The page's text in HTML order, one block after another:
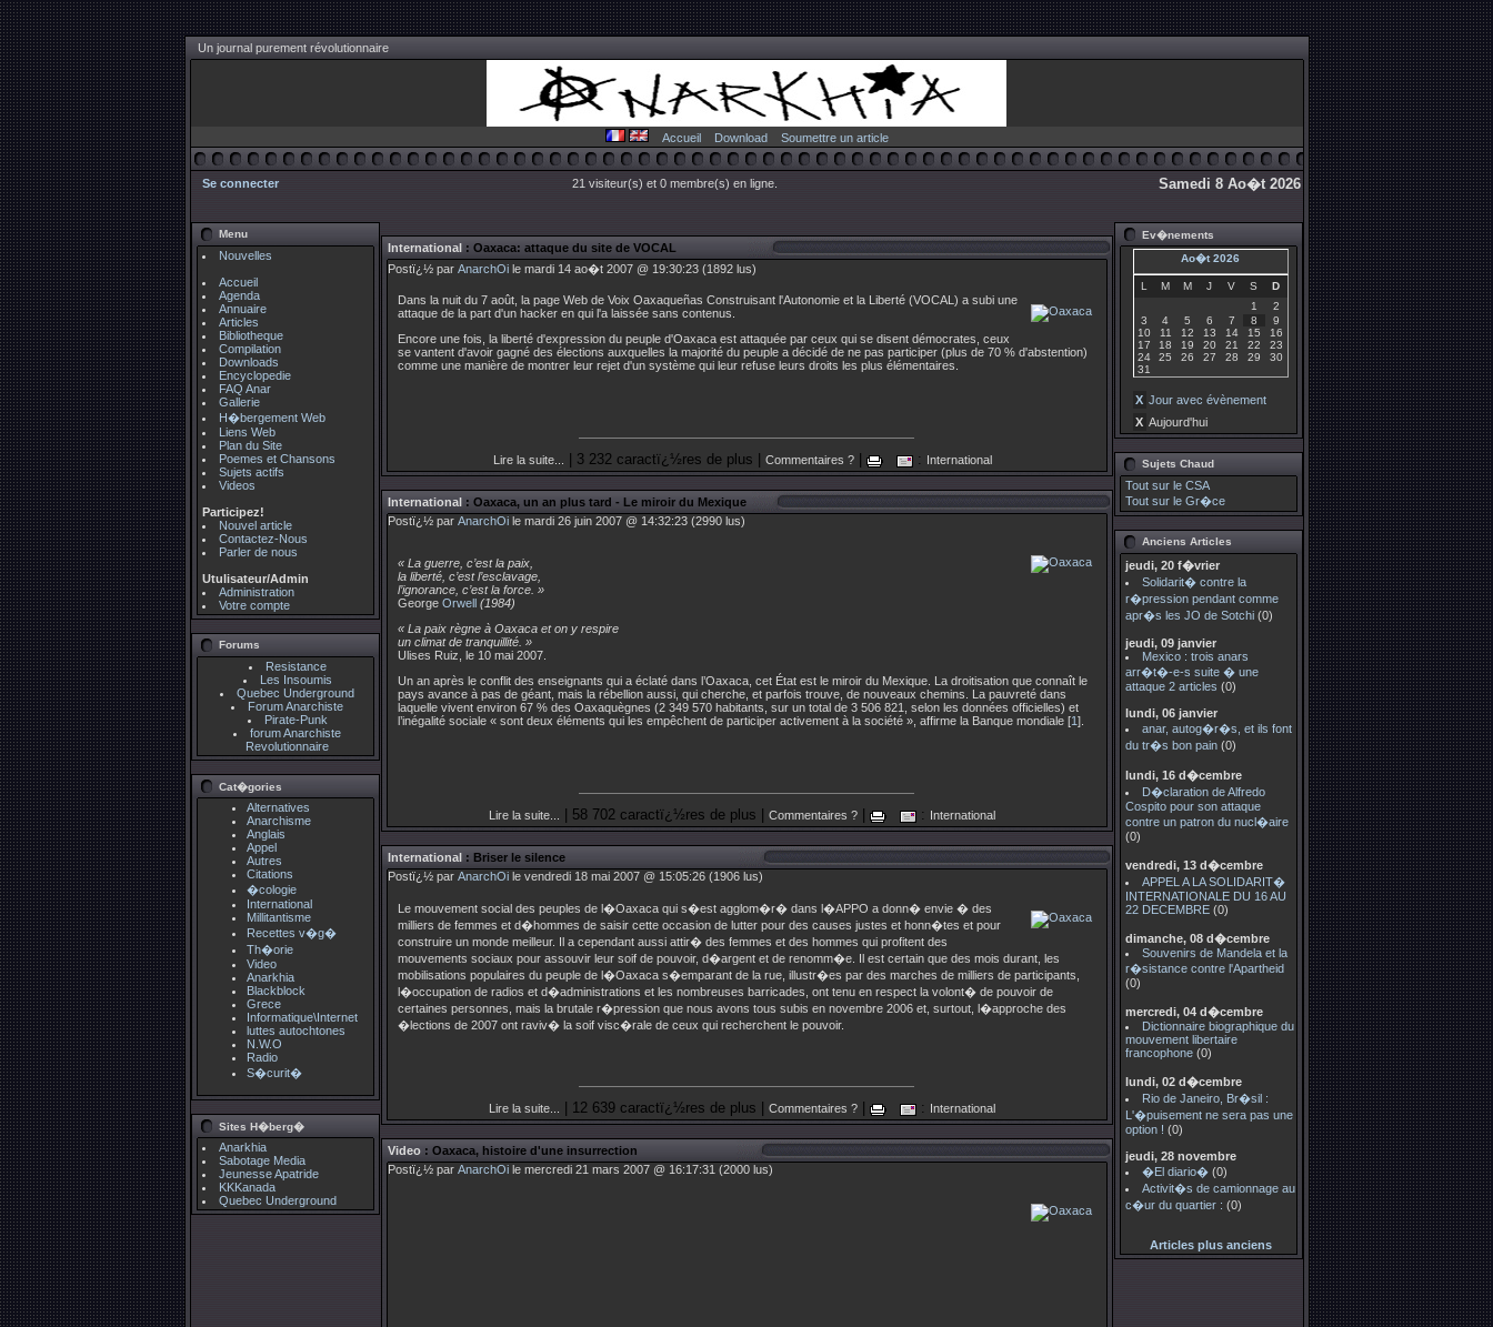
Un journal purement révolutionnaire
Accueil Download Soumettre un article
Se connecter 21 visiteur(s) et 0 membre(s) en ligne. Samedi 8 Ao�t 2026
Menu
Nouvelles
Accueil
Agenda
Annuaire
Articles
Bibliotheque
Compilation
Downloads
Encyclopedie
FAQ Anar
Gallerie
H�bergement Web
Liens Web
Plan du Site
Poemes et Chansons
Sujets actifs
Videos
Participez!
Nouvel article
Contactez-Nous
Parler de nous
Utulisateur/Admin
Administration
Votre compte
Forums
Resistance
Les Insoumis
Quebec Underground
Forum Anarchiste
Pirate-Punk
forum Anarchiste
Revolutionnaire
Cat�gories
Alternatives
Anarchisme
Anglais
Appel
Autres
Citations
�cologie
International
Millitantisme
Recettes v�g�
Th�orie
Video
Anarkhia
Blackblock
Grece
Informatique\Internet
luttes autochtones
N.W.O
Radio
S�curit�
Sites H�berg�
Anarkhia
Sabotage Media
Jeunesse Apatride
KKKanada
Quebec Underground
International: Oaxaca: attaque du site de VOCAL
Postï¿½ par AnarchOile mardi 14 ao�t 2007 @ 19:30:23 (1892 lus)
Dans la nuit du 7 août, la page Web de Voix Oaxaqueñas Construisant l'Autonomie et la Liberté (VOCAL) a subi une
attaque de la part d'un hacker en qui l'a laissée sans contenus.
Encore une fois, la liberté d'expression du peuple d'Oaxaca est attaquée par ceux qui se disent démocrates, ceux
se vantent d'avoir gagné des élections auxquelles la majorité du peuple a décidé de ne pas participer (plus de 70 % d'abstention)
comme une manière de montrer leur rejet d'un système qui leur refuse leurs droits les plus élémentaires.
Lire la suite... | 3 232 caractï¿½res de plus | Commentaires ?| : International
International: Oaxaca, un an plus tard - Le miroir du Mexique
Postï¿½ par AnarchOile mardi 26 juin 2007 @ 14:32:23 (2990 lus)
« La guerre, c’est la paix,
la liberté, c’est l’esclavage,
l’ignorance, c’est la force. »
George Orwell (1984)
« La paix règne à Oaxaca et on y respire
un climat de tranquillité. »
Ulises Ruiz, le 10 mai 2007.
Un an après le conflit des enseignants qui a éclaté dans l’Oaxaca, cet État est le miroir du Mexique. La droitisation que connaît le
pays avance à pas de géant, mais la rébellion aussi, qui cherche, et parfois trouve, de nouveaux chemins. La pauvreté dans
laquelle vivent environ 67 % des Oaxaquègnes (2 349 570 habitants, sur un total de 3 506 821, selon les données officielles) et
l’inégalité sociale « sont deux éléments qui les empêchent de participer activement à la société », affirme la Banque mondiale [1].
Lire la suite... | 58 702 caractï¿½res de plus | Commentaires ? : International
International: Briser le silence
Postï¿½ par AnarchOile vendredi 18 mai 2007 @ 15:05:26 (1906 lus)
Le mouvement social des peuples de l�Oaxaca qui s�est agglom�r� dans l�APPO a donn� envie � des
milliers de femmes et d�hommes de saisir cette occasion de lutter pour des causes justes et honn�tes et pour
construire un monde meilleur. Il a cependant aussi attir� des femmes et des hommes qui profitent des
mouvements sociaux pour assouvir leur soif de pouvoir, d�argent et de renomm�e. Il est certain que des mois durant, les
mobilisations populaires du peuple de l�Oaxaca s�emparant de la rue, illustr�es par des marches de milliers de participants,
l�occupation de radios et d�administrations et les nombreuses barricades, ont tenu en respect la volont� de pouvoir de
certaines personnes, mais la brutale r�pression que nous avons tous subis en novembre 2006 et, surtout, l�approche des
�lections de 2007 ont raviv� la soif visc�rale de ceux qui recherchent le pouvoir.
Lire la suite... | 12 639 caractï¿½res de plus | Commentaires ? : International
Video: Oaxaca, histoire d'une insurrection
Postï¿½ par AnarchOile mercredi 21 mars 2007 @ 16:17:31 (2000 lus)
Ev�nements
Ao�t 2026
L M M J V S
D
1
2
3
4 5 6 7 8
9
10
11 12 13 14 15
16
17
18 19 20 21 22
23
24
25 26 27 28 29
30
31
X Jour avec évènement
X Aujourd'hui
Sujets Chaud
Tout sur le CSA
Tout sur le Gr�ce
Anciens Articles
jeudi, 20 f�vrier
Solidarit� contre la
r�pression pendant comme
apr�s les JO de Sotchi(0)
jeudi, 09 janvier
Mexico : trois anars
arr�t�-e-s suite � une
attaque 2 articles (0)
lundi, 06 janvier
anar, autog�r�s, et ils font
du tr�s bon pain(0)
lundi, 16 d�cembre
D�claration de Alfredo
Cospito pour son attaque
contre un patron du nucl�aire
(0)
vendredi, 13 d�cembre
APPEL A LA SOLIDARIT�
INTERNATIONALE DU 16 AU
22 DECEMBRE(0)
dimanche, 08 d�cembre
Souvenirs de Mandela et la
r�sistance contre l'Apartheid
(0)
mercredi, 04 d�cembre
Dictionnaire biographique du
mouvement libertaire
francophone(0)
lundi, 02 d�cembre
Rio de Janeiro, Br�sil :
L'�puisement ne sera pas une
option ! (0)
jeudi, 28 novembre
�El diario�(0)
Activit�s de camionnage au
c�ur du quartier : (0)
Articles plus anciens